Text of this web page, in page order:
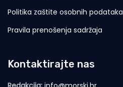
Politika zaštite osobnih podataka
Pravila prenošenja sadržaja
Kontaktirajte nas